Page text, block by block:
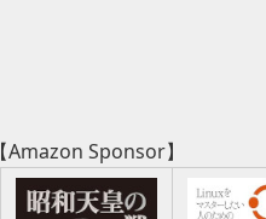
【Amazon Sponsor】